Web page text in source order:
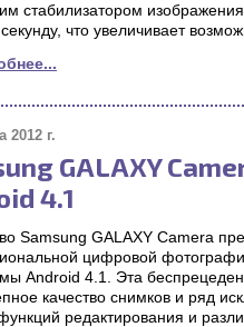
стабилизатором
что увеличивает
2012 г.
GALAXY
4.1
Samsung GALAXY Camera
цифровой
Android 4.1. Эта
качество снимков и ряд
редактирования и